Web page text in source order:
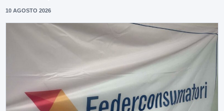
10 AGOSTO 2026